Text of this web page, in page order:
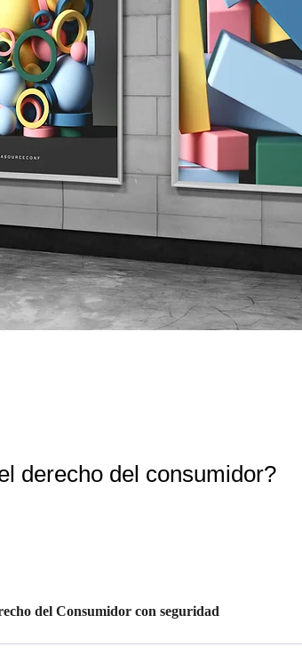
derecho del consumidor?
del Consumidor con seguridad